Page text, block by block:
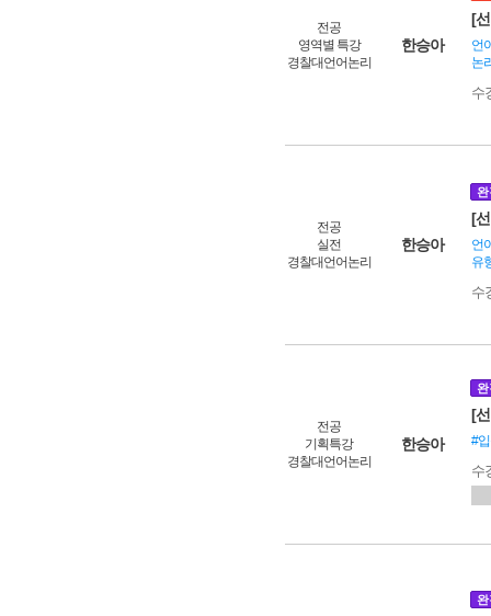
전공
영역별 특강
경찰대언어논리
한승아
[
언
논
수
전공
실전
경찰대언어논리
한승아
완
[
언
유
수
전공
기획특강
경찰대언어논리
한승아
완
[
#
수
완